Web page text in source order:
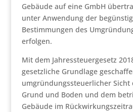
Gebäude auf eine GmbH
unter Anwendung der
Bestimmungen des
erfolgen.
Mit dem Jahressteuergesetz
gesetzliche Grundlage
umgründungssteuerlicher Sicht
Grund und Boden und dem
Gebäude im